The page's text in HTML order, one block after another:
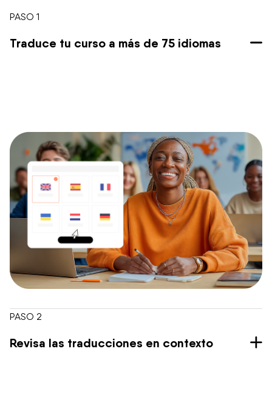
PASO 1
Traduce tu curso a más de 75 idiomas
PASO 2
Revisa las traducciones en contexto